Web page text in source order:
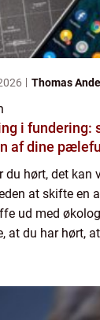
Thomas
i fundering:
af dine
du hørt, det kan
at skifte en
ud med
at du har hørt,